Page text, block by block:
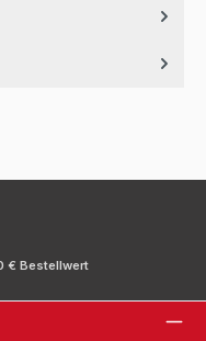
€ Bestellwert